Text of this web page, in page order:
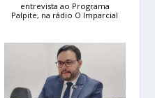
entrevista ao Programa
Palpite, na rádio O Imparcial